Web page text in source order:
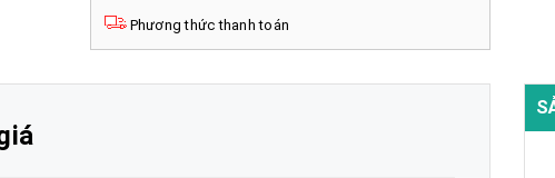
Phương thức thanh toán